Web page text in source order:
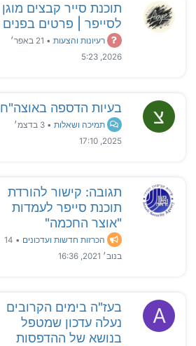
תוכנת סייר קבצים מוגן
לסייפר | פרטים בפנים
רעיונות והצעות •
21 באפר׳
2026, 5:23
צ בעיות הדספה באוצה"ח
תמיכה ושאלות •
3 בדצמ׳
2025, 17:10
תגובה: קישור להורדת
תוכנת סייפר לעמדות
"אוצר החכמה"
הכרזות חדשות ועדכונים •
14
בנוב׳ 2021, 16:36
A
בעז"ה בימים הקרובים
נעלה עדכון שמטפל
בנושא של ההדפסות